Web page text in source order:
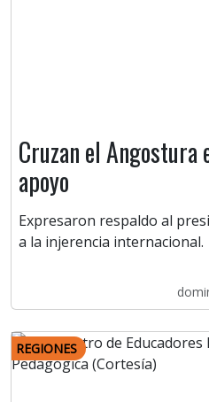
Cruzan el Angostura
apoyo
Expresaron respaldo al
a la injerencia internacional.
REGIONES